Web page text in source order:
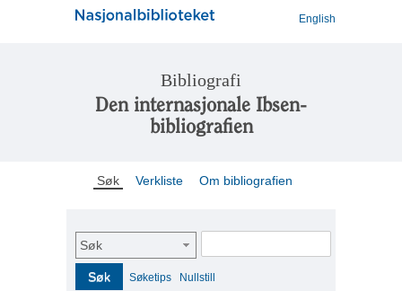
English
Bibliografi
Den internasjonale Ibsen-
bibliografien
Søk Verkliste Om bibliografien
Søk
Søk Søketips Nullstill